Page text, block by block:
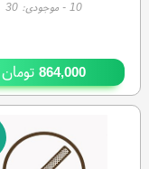
10- موجودی: 30
864,000تومان